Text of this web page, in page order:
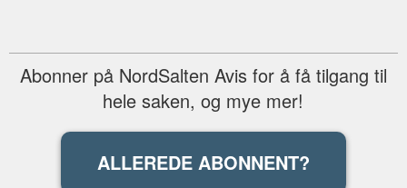
Abonner på NordSalten Avis for å få tilgang til
hele saken, og mye mer!
ALLEREDE ABONNENT?